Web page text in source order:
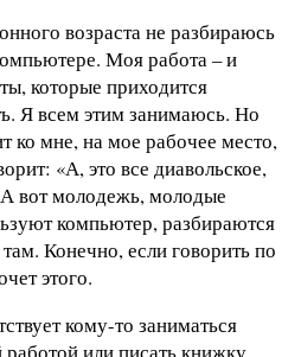
возраста не разбираюсь
Моя работа – и
которые приходится
Я всем этим занимаюсь. Но
ко мне, на мое рабочее место,
«А, это все диавольское,
вот молодежь, молодые
компьютер, разбираются
Конечно, если говорить по
этого.
кому-то заниматься
работой или писать книжку,